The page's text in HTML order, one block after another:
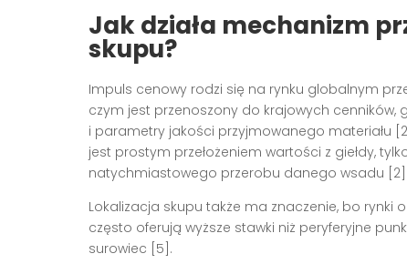
Jak działa mechanizm
skupu?
Impuls cenowy rodzi się na rynku globalnym
czym jest przenoszony do krajowych cenników,
i parametry jakości przyjmowanego materiału
jest prostym przełożeniem wartości z giełdy,
natychmiastowego przerobu danego wsadu
Lokalizacja skupu także ma znaczenie, bo
często oferują wyższe stawki niż peryferyjne
surowiec [5].